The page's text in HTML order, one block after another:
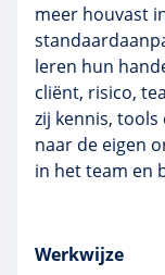
meer houvast
leren hun
cliënt, risico,
zij kennis,
naar de eigen
in het team en
Werkwijze